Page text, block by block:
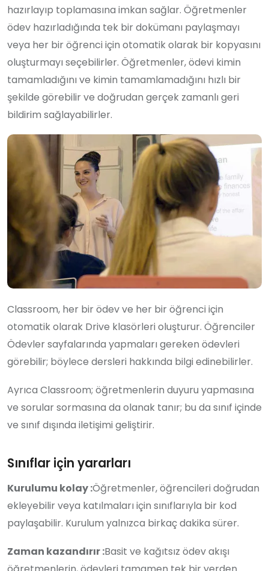
hazırlayıp toplamasına imkan sağlar. Öğretmenler
ödev hazırladığında tek bir dokümanı paylaşmayı
veya her bir öğrenci için otomatik olarak bir kopyasını
oluşturmayı seçebilirler. Öğretmenler, ödevi kimin
tamamladığını ve kimin tamamlamadığını hızlı bir
şekilde görebilir ve doğrudan gerçek zamanlı geri
bildirim sağlayabilirler.
Classroom, her bir ödev ve her bir öğrenci için
otomatik olarak Drive klasörleri oluşturur. Öğrenciler
Ödevler sayfalarında yapmaları gereken ödevleri
görebilir; böylece dersleri hakkında bilgi edinebilirler.
Ayrıca Classroom; öğretmenlerin duyuru yapmasına
ve sorular sormasına da olanak tanır; bu da sınıf içinde
ve sınıf dışında iletişimi geliştirir.
Sınıflar için yararları
Kurulumu kolay :Öğretmenler, öğrencileri doğrudan
ekleyebilir veya katılmaları için sınıflarıyla bir kod
paylaşabilir. Kurulum yalnızca birkaç dakika sürer.
Zaman kazandırır :Basit ve kağıtsız ödev akışı